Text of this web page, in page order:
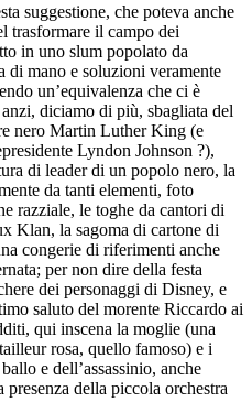
suggestione, che poteva anche
trasformare il campo dei
in uno slum popolato da
di mano e soluzioni veramente
un’equivalenza che ci è
diciamo di più, sbagliata del
nero Martin Luther King (e
Lyndon Johnson ?),
di leader di un popolo nero, la
da tanti elementi, foto
razziale, le toghe da cantori di
Klan, la sagoma di cartone di
congerie di riferimenti anche
per non dire della festa
dei personaggi di Disney, e
saluto del morente Riccardo ai
qui inscena la moglie (una
rosa, quello famoso) e i
e dell’assassinio, anche
della piccola orchestra